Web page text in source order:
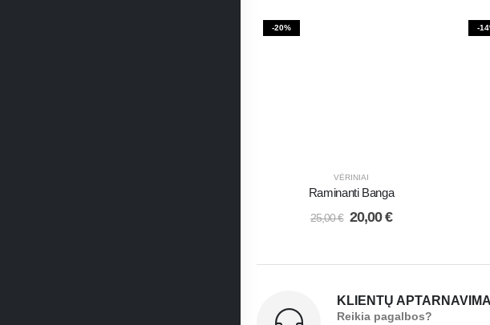
-20%
VĖRINIAI
Raminanti Banga
25,00€ 20,00€
-
KLIENTŲ
Reikia pagalbos?